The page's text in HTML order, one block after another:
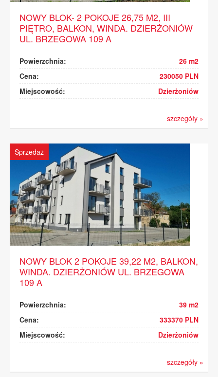
KONTAKT
NOWY BLOK- 2 POKOJE 26,75 M2, III
PIĘTRO, BALKON, WINDA. DZIERŻONIÓW
UL. BRZEGOWA 109 A
Powierzchnia:
26 m2
Cena:
230050 PLN
Miejscowość:
Dzierżoniów
szczegóły »
Sprzedaż
NOWY BLOK 2 POKOJE 39,22 M2, BALKON,
WINDA. DZIERŻONIÓW UL. BRZEGOWA
109 A
Powierzchnia:
39 m2
Cena:
333370 PLN
Miejscowość:
Dzierżoniów
szczegóły »